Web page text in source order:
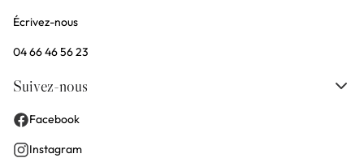
Écrivez-nous
04 66 46 56 23
Suivez-nous
Facebook
Instagram